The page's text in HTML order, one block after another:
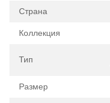
Страна
Коллекция
Тип
Размер